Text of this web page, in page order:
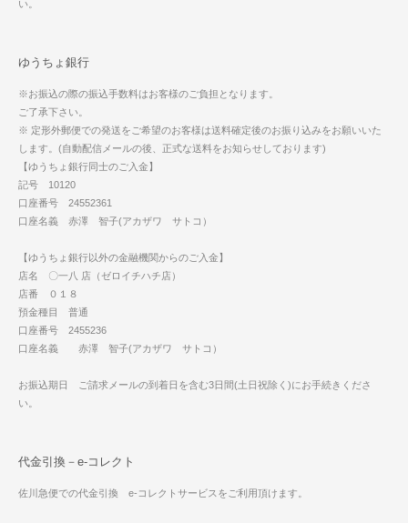
い。
ゆうちょ銀行
※お振込の際の振込手数料はお客様のご負担となります。
ご了承下さい。
※ 定形外郵便での発送をご希望のお客様は送料確定後のお振り込みをお願いいた
します。(自動配信メールの後、正式な送料をお知らせしております)
【ゆうちょ銀行同士のご入金】
記号 10120
口座番号 24552361
口座名義 赤澤 智子(アカザワ サトコ）
【ゆうちょ銀行以外の金融機関からのご入金】
店名 〇一八 店（ゼロイチハチ店）
店番 ０１８
預金種目 普通
口座番号 2455236
口座名義 赤澤 智子(アカザワ サトコ）
お振込期日 ご請求メールの到着日を含む3日間(土日祝除く)にお手続きくださ
い。
代金引換－e-コレクト
佐川急便での代金引換 e-コレクトサービスをご利用頂けます。